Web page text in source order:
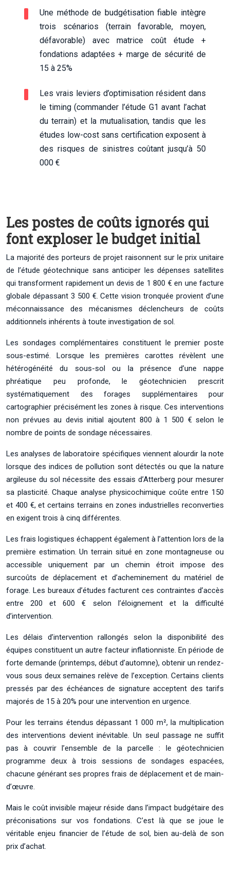
Une méthode de budgétisation fiable intègre
trois scénarios (terrain favorable, moyen,
défavorable) avec matrice coût étude +
fondations adaptées + marge de sécurité de
15 à 25%
Les vrais leviers d’optimisation résident dans
le timing (commander l’étude G1 avant l’achat
du terrain) et la mutualisation, tandis que les
études low-cost sans certification exposent à
des risques de sinistres coûtant jusqu’à 50
000 €
Les postes de coûts ignorés qui
font exploser le budget initial
La majorité des porteurs de projet raisonnent sur le prix unitaire
de l’étude géotechnique sans anticiper les dépenses satellites
qui transforment rapidement un devis de 1 800 € en une facture
globale dépassant 3 500 €. Cette vision tronquée provient d’une
méconnaissance des mécanismes déclencheurs de coûts
additionnels inhérents à toute investigation de sol.
Les sondages complémentaires constituent le premier poste
sous-estimé. Lorsque les premières carottes révèlent une
hétérogénéité du sous-sol ou la présence d’une nappe
phréatique peu profonde, le géotechnicien prescrit
systématiquement des forages supplémentaires pour
cartographier précisément les zones à risque. Ces interventions
non prévues au devis initial ajoutent 800 à 1 500 € selon le
nombre de points de sondage nécessaires.
Les analyses de laboratoire spécifiques viennent alourdir la note
lorsque des indices de pollution sont détectés ou que la nature
argileuse du sol nécessite des essais d’Atterberg pour mesurer
sa plasticité. Chaque analyse physicochimique coûte entre 150
et 400 €, et certains terrains en zones industrielles reconverties
en exigent trois à cinq différentes.
Les frais logistiques échappent également à l’attention lors de la
première estimation. Un terrain situé en zone montagneuse ou
accessible uniquement par un chemin étroit impose des
surcoûts de déplacement et d’acheminement du matériel de
forage. Les bureaux d’études facturent ces contraintes d’accès
entre 200 et 600 € selon l’éloignement et la difficulté
d’intervention.
Les délais d’intervention rallongés selon la disponibilité des
équipes constituent un autre facteur inflationniste. En période de
forte demande (printemps, début d’automne), obtenir un rendez-
vous sous deux semaines relève de l’exception. Certains clients
pressés par des échéances de signature acceptent des tarifs
majorés de 15 à 20% pour une intervention en urgence.
Pour les terrains étendus dépassant 1 000 m², la multiplication
des interventions devient inévitable. Un seul passage ne suffit
pas à couvrir l’ensemble de la parcelle : le géotechnicien
programme deux à trois sessions de sondages espacées,
chacune générant ses propres frais de déplacement et de main-
d’œuvre.
Mais le coût invisible majeur réside dans l’impact budgétaire des
préconisations sur vos fondations. C’est là que se joue le
véritable enjeu financier de l’étude de sol, bien au-delà de son
prix d’achat.